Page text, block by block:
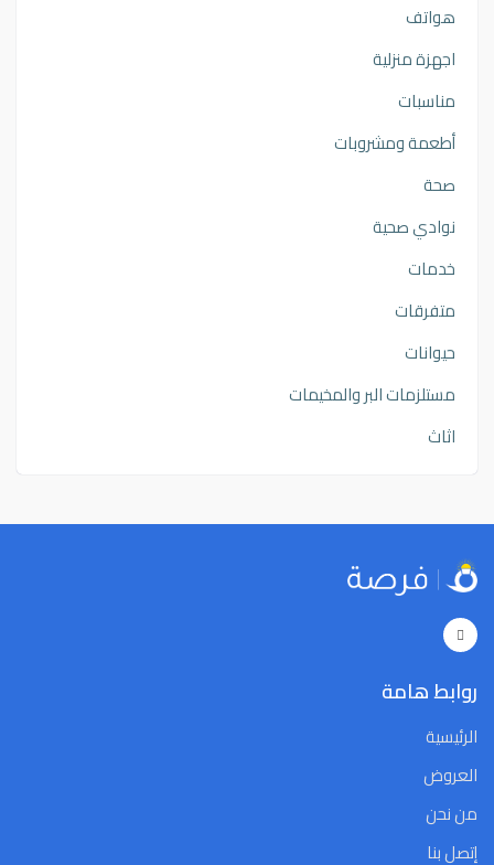
هواتف
اجهزة منزلية
مناسبات
أطعمة ومشروبات
صحة
نوادي صحية
خدمات
متفرقات
حيوانات
مستلزمات البر والمخيمات
اثاث
روابط هامة
الرئيسية
العروض
من نحن
إتصل بنا